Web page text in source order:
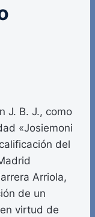
J. B. J., como
«Josiemoni
del
Arriola,
de un
virtud de